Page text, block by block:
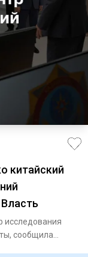
китайский
исследования
сообщила